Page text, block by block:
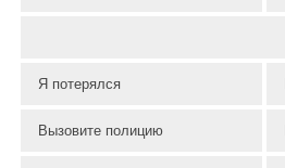
Я потерялся
Вызовите полицию